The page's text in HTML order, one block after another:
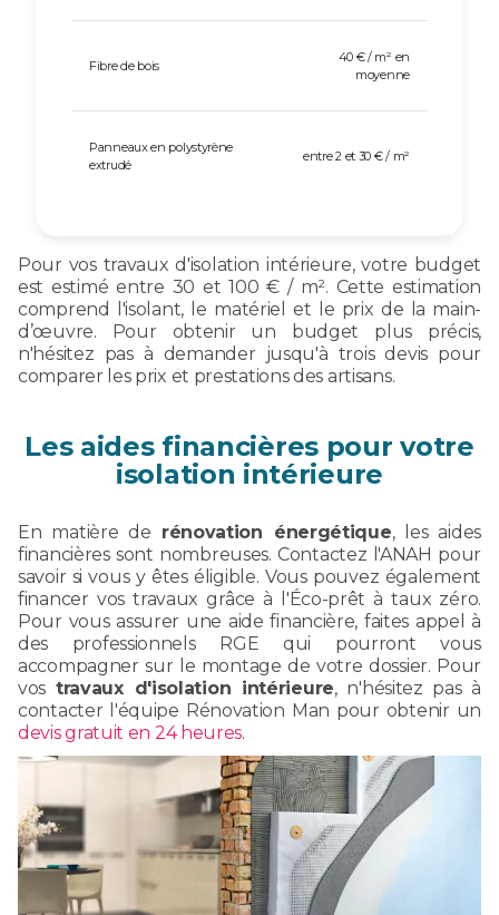
Fibre de bois
40 € / m² en
moyenne
Panneaux en polystyrène
extrudé
entre 2 et 30 € / m²
Pour vos travaux d'isolation intérieure, votre budget
est estimé entre 30 et 100 € / m². Cette estimation
comprend l'isolant, le matériel et le prix de la main-
d’œuvre. Pour obtenir un budget plus précis,
n'hésitez pas à demander jusqu'à trois devis pour
comparer les prix et prestations des artisans.
Les aides financières pour votre
isolation intérieure
En matière de rénovation énergétique, les aides
financières sont nombreuses. Contactez l'ANAH pour
savoir si vous y êtes éligible. Vous pouvez également
financer vos travaux grâce à l'Éco-prêt à taux zéro.
Pour vous assurer une aide financière, faites appel à
des professionnels RGE qui pourront vous
accompagner sur le montage de votre dossier. Pour
vos travaux d'isolation intérieure, n'hésitez pas à
contacter l'équipe Rénovation Man pour obtenir un
devis gratuit en 24 heures.